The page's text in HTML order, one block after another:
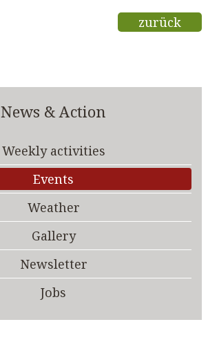
zurück
News & Action
Weekly activities
Events
Weather
Gallery
Newsletter
Jobs